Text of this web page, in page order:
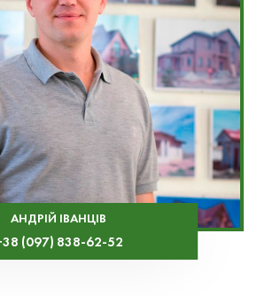
АНДРІЙ ІВАНЦІВ
(097) 838-62-52